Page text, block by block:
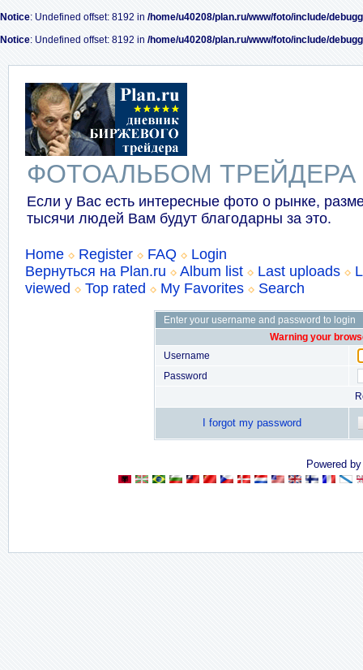
Notice: Undefined offset: 8192 in /home/u40208/plan.ru/www/foto/include/
Notice: Undefined offset: 8192 in /home/u40208/plan.ru/www/foto/include/
ФОТОАЛЬБОМ ТРЕЙДЕРА
Если у Вас есть интересные фото о рынке,
тысячи людей Вам будут благодарны за это.
Home Register FAQ
Login
Вернуться на Plan.ru
Album list Last uploads
viewed
Top rated My Favorites Search
Enter your username and password to login
Warning your
Username
Password
I forgot my password
Powered